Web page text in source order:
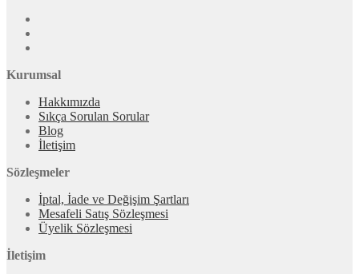
Kurumsal
Hakkımızda
Sıkça Sorulan Sorular
Blog
İletişim
Sözleşmeler
İptal, İade ve Değişim Şartları
Mesafeli Satış Sözleşmesi
Üyelik Sözleşmesi
İletişim